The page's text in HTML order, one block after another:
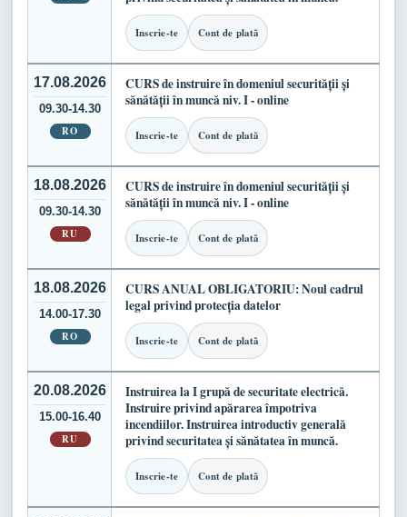
Inscrie-te Cont de plată
17.08.2026
09.30-14.30
RO
CURS de instruire în domeniul securității și
sănătății în muncă niv. I - online
Inscrie-te Cont de plată
18.08.2026
09.30-14.30
RU
CURS de instruire în domeniul securității și
sănătății în muncă niv. I - online
Inscrie-te Cont de plată
18.08.2026
14.00-17.30
RO
CURS ANUAL OBLIGATORIU: Noul cadrul
legal privind protecția datelor
Inscrie-te Cont de plată
20.08.2026
15.00-16.40
RU
Instruirea la I grupă de securitate electrică.
Instruire privind apărarea împotriva
incendiilor. Instruirea introductiv generală
privind securitatea și sănătatea în muncă.
Inscrie-te Cont de plată